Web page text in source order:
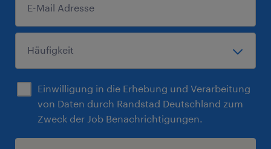
Einwilligung in die Erhebung und Verarbeitung
von Daten durch Randstad Deutschland zum
Zweck der Job Benachrichtigungen.